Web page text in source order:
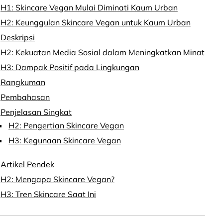
H1: Skincare Vegan Mulai Diminati Kaum Urban
H2: Keunggulan Skincare Vegan untuk Kaum Urban
Deskripsi
H2: Kekuatan Media Sosial dalam Meningkatkan Minat
H3: Dampak Positif pada Lingkungan
Rangkuman
Pembahasan
Penjelasan Singkat
H2: Pengertian Skincare Vegan
H3: Kegunaan Skincare Vegan
Artikel Pendek
H2: Mengapa Skincare Vegan?
H3: Tren Skincare Saat Ini